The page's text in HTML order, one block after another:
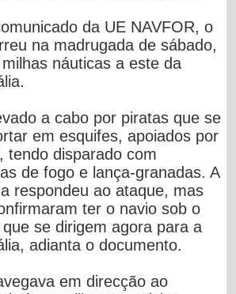
da UE NAVFOR, o
na madrugada de sábado,
náuticas a este da
a cabo por piratas que se
em esquifes, apoiados por
tendo disparado com
de fogo e lança-granadas. A
respondeu ao ataque, mas
ter o navio sob o
se dirigem agora para a
adianta o documento.
em direcção ao